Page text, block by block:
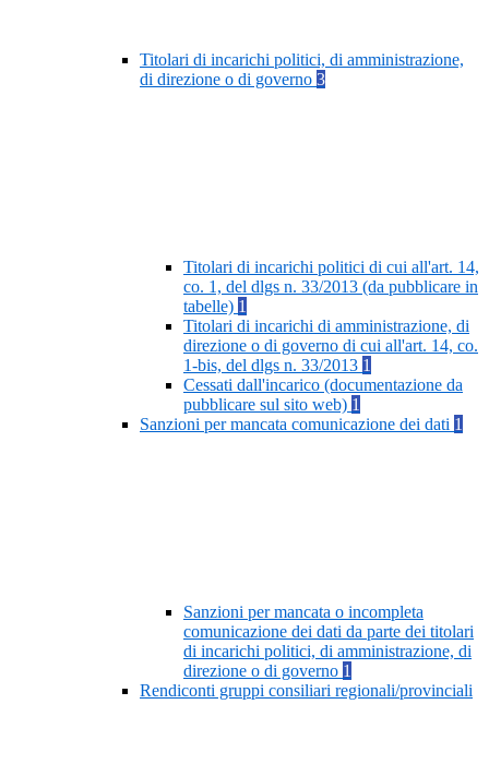
Titolari di incarichi politici, di amministrazione,
di direzione o di governo 3
Titolari di incarichi politici di cui all'art. 14,
co. 1, del dlgs n. 33/2013 (da pubblicare in
tabelle) 1
Titolari di incarichi di amministrazione, di
direzione o di governo di cui all'art. 14, co.
1-bis, del dlgs n. 33/2013 1
Cessati dall'incarico (documentazione da
pubblicare sul sito web) 1
Sanzioni per mancata comunicazione dei dati 1
Sanzioni per mancata o incompleta
comunicazione dei dati da parte dei titolari
di incarichi politici, di amministrazione, di
direzione o di governo 1
Rendiconti gruppi consiliari regionali/provinciali